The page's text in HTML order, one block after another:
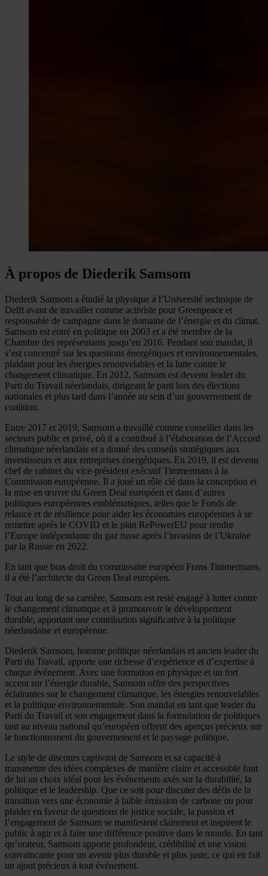
À propos de Diederik Samsom
Diederik Samsom a étudié la physique à l’Université technique de
Delft avant de travailler comme activiste pour Greenpeace et
responsable de campagne dans le domaine de l’énergie et du climat.
Samsom est entré en politique en 2003 et a été membre de la
Chambre des représentants jusqu’en 2016. Pendant son mandat, il
s’est concentré sur les questions énergétiques et environnementales,
plaidant pour les énergies renouvelables et la lutte contre le
changement climatique. En 2012, Samsom est devenu leader du
Parti du Travail néerlandais, dirigeant le parti lors des élections
nationales et plus tard dans l’année au sein d’un gouvernement de
coalition.
Entre 2017 et 2019, Samsom a travaillé comme conseiller dans les
secteurs public et privé, où il a contribué à l’élaboration de l’Accord
climatique néerlandais et a donné des conseils stratégiques aux
investisseurs et aux entreprises énergétiques. En 2019, il est devenu
chef de cabinet du vice-président exécutif Timmermans à la
Commission européenne. Il a joué un rôle clé dans la conception et
la mise en œuvre du Green Deal européen et dans d’autres
politiques européennes emblématiques, telles que le Fonds de
relance et de résilience pour aider les économies européennes à se
remettre après le COVID et le plan RePowerEU pour rendre
l’Europe indépendante du gaz russe après l’invasion de l’Ukraine
par la Russie en 2022.
En tant que bras droit du commissaire européen Frans Timmermans,
il a été l’architecte du Green Deal européen.
Tout au long de sa carrière, Samsom est resté engagé à lutter contre
le changement climatique et à promouvoir le développement
durable, apportant une contribution significative à la politique
néerlandaise et européenne.
Diederik Samsom, homme politique néerlandais et ancien leader du
Parti du Travail, apporte une richesse d’expérience et d’expertise à
chaque événement. Avec une formation en physique et un fort
accent sur l’énergie durable, Samsom offre des perspectives
éclairantes sur le changement climatique, les énergies renouvelables
et la politique environnementale. Son mandat en tant que leader du
Parti du Travail et son engagement dans la formulation de politiques
tant au niveau national qu’européen offrent des aperçus précieux sur
le fonctionnement du gouvernement et le paysage politique.
Le style de discours captivant de Samsom et sa capacité à
transmettre des idées complexes de manière claire et accessible font
de lui un choix idéal pour les événements axés sur la durabilité, la
politique et le leadership. Que ce soit pour discuter des défis de la
transition vers une économie à faible émission de carbone ou pour
plaider en faveur de questions de justice sociale, la passion et
l’engagement de Samsom se manifestent clairement et inspirent le
public à agir et à faire une différence positive dans le monde. En tant
qu’orateur, Samsom apporte profondeur, crédibilité et une vision
convaincante pour un avenir plus durable et plus juste, ce qui en fait
un ajout précieux à tout événement.